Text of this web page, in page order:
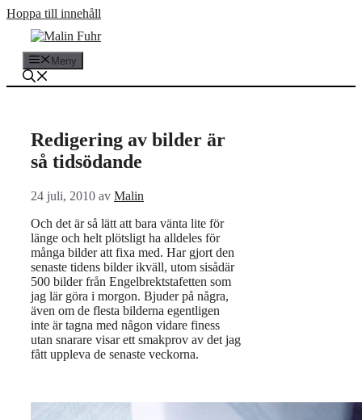
Hoppa till innehåll
Meny
Redigering av bilder är
så tidsödande
24 juli, 2010 av Malin
Och det är så lätt att bara vänta lite för
länge och helt plötsligt ha alldeles för
många bilder att fixa med. Har gjort den
senaste tidens bilder ikväll, utom sisådär
500 bilder från Engelbrektstafetten som
jag lär göra i morgon. Bjuder på några,
även om de flesta bilderna egentligen
inte är tagna med någon vidare finess
utan snarare visar ett smakprov av det jag
fått uppleva de senaste veckorna.